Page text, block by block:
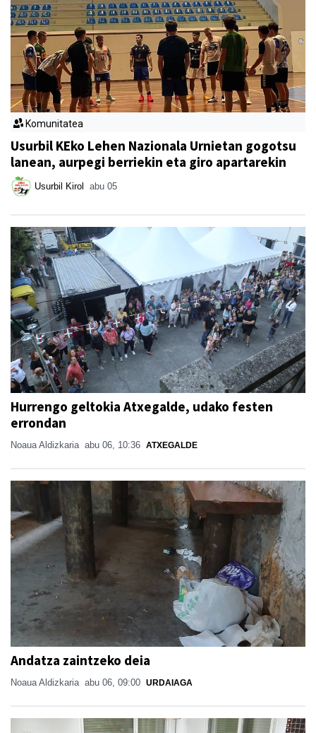
Komunitatea
Usurbil KEko Lehen Nazionala Urnietan gogotsu
lanean, aurpegi berriekin eta giro apartarekin
Usurbil Kirol abu 05
Hurrengo geltokia Atxegalde, udako festen
errondan
Noaua Aldizkaria abu 06, 10:36 ATXEGALDE
Andatza zaintzeko deia
Noaua Aldizkaria abu 06, 09:00 URDAIAGA